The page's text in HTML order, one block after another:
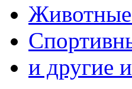
Животные
и другие